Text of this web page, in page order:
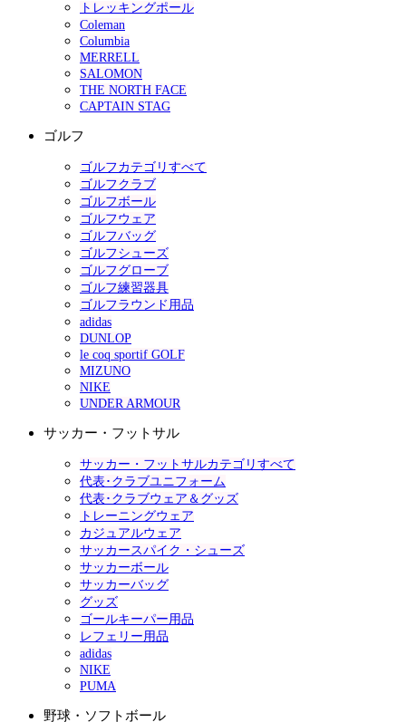
トレッキングポール
Coleman
Columbia
MERRELL
SALOMON
THE NORTH FACE
CAPTAIN STAG
ゴルフ
ゴルフカテゴリすべて
ゴルフクラブ
ゴルフボール
ゴルフウェア
ゴルフバッグ
ゴルフシューズ
ゴルフグローブ
ゴルフ練習器具
ゴルフラウンド用品
adidas
DUNLOP
le coq sportif GOLF
MIZUNO
NIKE
UNDER ARMOUR
サッカー・フットサル
サッカー・フットサルカテゴリすべて
代表･クラブユニフォーム
代表･クラブウェア＆グッズ
トレーニングウェア
カジュアルウェア
サッカースパイク・シューズ
サッカーボール
サッカーバッグ
グッズ
ゴールキーパー用品
レフェリー用品
adidas
NIKE
PUMA
野球・ソフトボール